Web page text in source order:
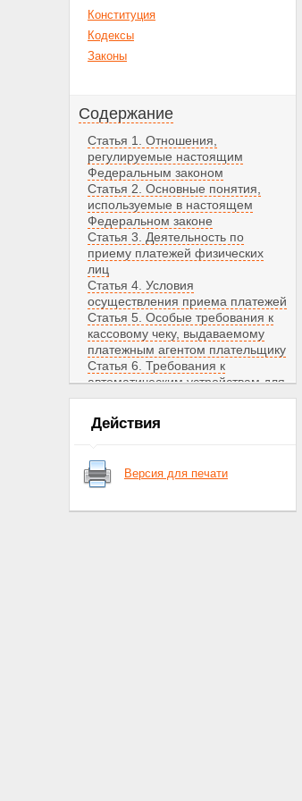
Конституция
Кодексы
Законы
Содержание
Статья 1. Отношения,
регулируемые настоящим
Федеральным законом
Статья 2. Основные понятия,
используемые в настоящем
Федеральном законе
Статья 3. Деятельность по
приему платежей физических
лиц
Статья 4. Условия
осуществления приема платежей
Статья 5. Особые требования к
кассовому чеку, выдаваемому
платежным агентом плательщику
Статья 6. Требования к
автоматическим устройствам для
приема платежей физических
Статья 7. Контроль за
предусмотренных настоящим
Федеральным законом
положения
Действия
Версия для печати